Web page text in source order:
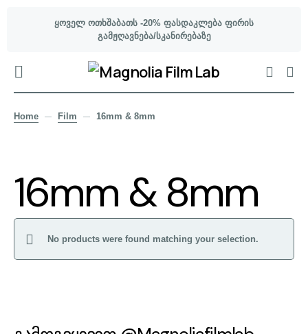
ყოველ ოთხშაბათს -20% ფასდაკლება ფირის
გამჟღავნება/სკანირებაზე
Home Film 16mm & 8mm
16mm & 8mm
No products were found matching your selection.